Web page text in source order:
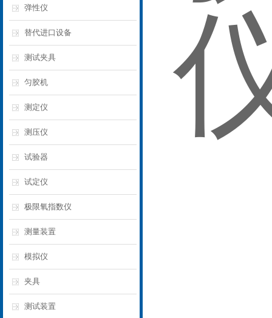
弹性仪
替代进口设备
测试夹具
匀胶机
测定仪‌
测压仪
试验器
试定仪
极限氧指数仪
测量装置
模拟仪
夹具
测试装置